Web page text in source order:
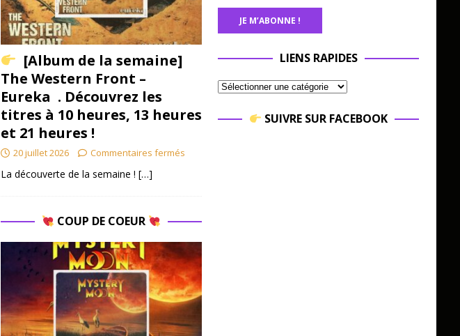
[Album de la semaine]
The Western Front –
Eureka . Découvrez les
titres à 10 heures, 13 heures
et 21 heures !
20 juillet 2026 Commentaires fermés
La découverte de la semaine ! […]
COUP DE COEUR
LIENS RAPIDES
SUIVRE SUR FACEBOOK